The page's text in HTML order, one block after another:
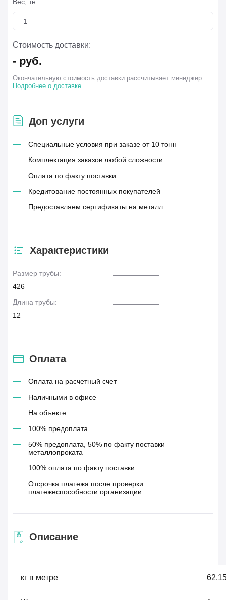
Стоимость доставки:
- руб.
Окончательную стоимость доставки рассчитывает менеджер.
Подробнее о доставке
Доп услуги
Специальные условия при заказе от 10 тонн
Комплектация заказов любой сложности
Оплата по факту поставки
Кредитование постоянных покупателей
Предоставляем сертификаты на металл
Характеристики
Размер трубы:
426
Длина трубы:
12
Оплата
Оплата на расчетный счет
Наличными в офисе
На объекте
100% предоплата
50% предоплата, 50% по факту поставки
металлопроката
100% оплата по факту поставки
Отсрочка платежа после проверки
платежеспособности организации
Описание
кг в метре